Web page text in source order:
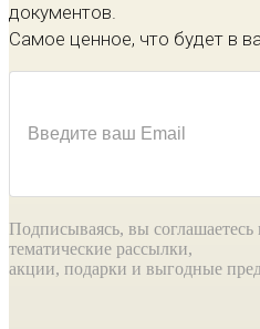
документов.
Самое ценное, что будет в
Подписываясь, вы
тематические рассылки,
акции, подарки и выгодные